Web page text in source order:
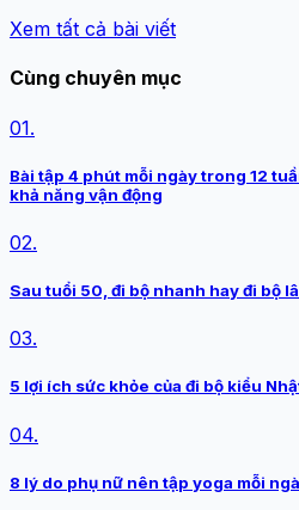
Xem tất cả bài viết
Cùng chuyên mục
01.
Bài tập 4 phút mỗi ngày trong 12
khả năng vận động
02.
Sau tuổi 50, đi bộ nhanh hay đi bộ
03.
5 lợi ích sức khỏe của đi bộ kiểu
04.
8 lý do phụ nữ nên tập yoga mỗi